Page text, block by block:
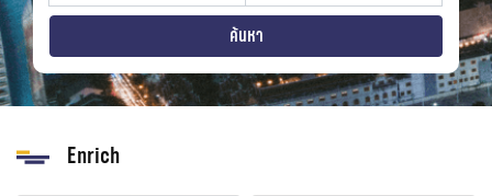
strain-station
sprice
ค้นหา
Enrich